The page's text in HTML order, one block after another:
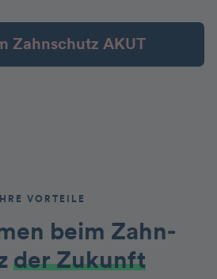
Zahnschutz AKUT
VORTEILE
beim Zahn­
der Zukunft